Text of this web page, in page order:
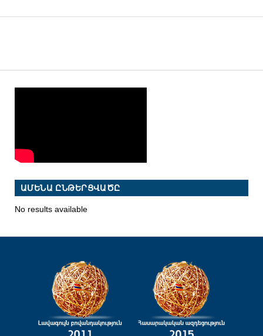
ԱՄԵՆԱ ԸՆԹԵՐՑՎԱԾԸ
No results available